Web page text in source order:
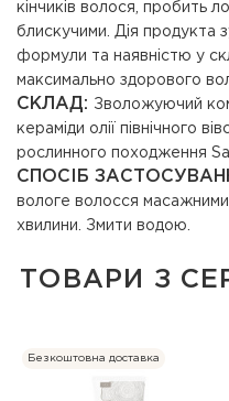
кінчиків волося, пробить
блискучими. Дія продукта
формули та наявністю у
максимально здорового
СКЛАД: Зволожуючий
кераміди олії північного
рослинного походження
СПОСІБ
вологе волосся
хвилини. Змити водою.
ТОВАРИ З
Безкоштовна доставка